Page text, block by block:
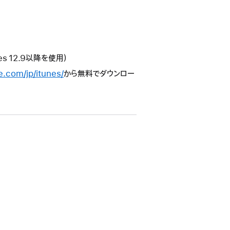
以降を使用）
jp/itunes/から無料でダウンロー